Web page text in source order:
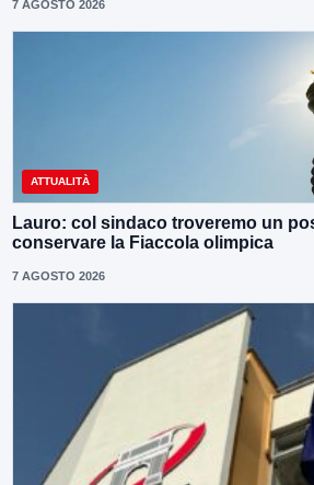
7 AGOSTO 2026
ATTUALITÀ
Lauro: col sindaco troveremo un
conservare la Fiaccola olimpica
7 AGOSTO 2026